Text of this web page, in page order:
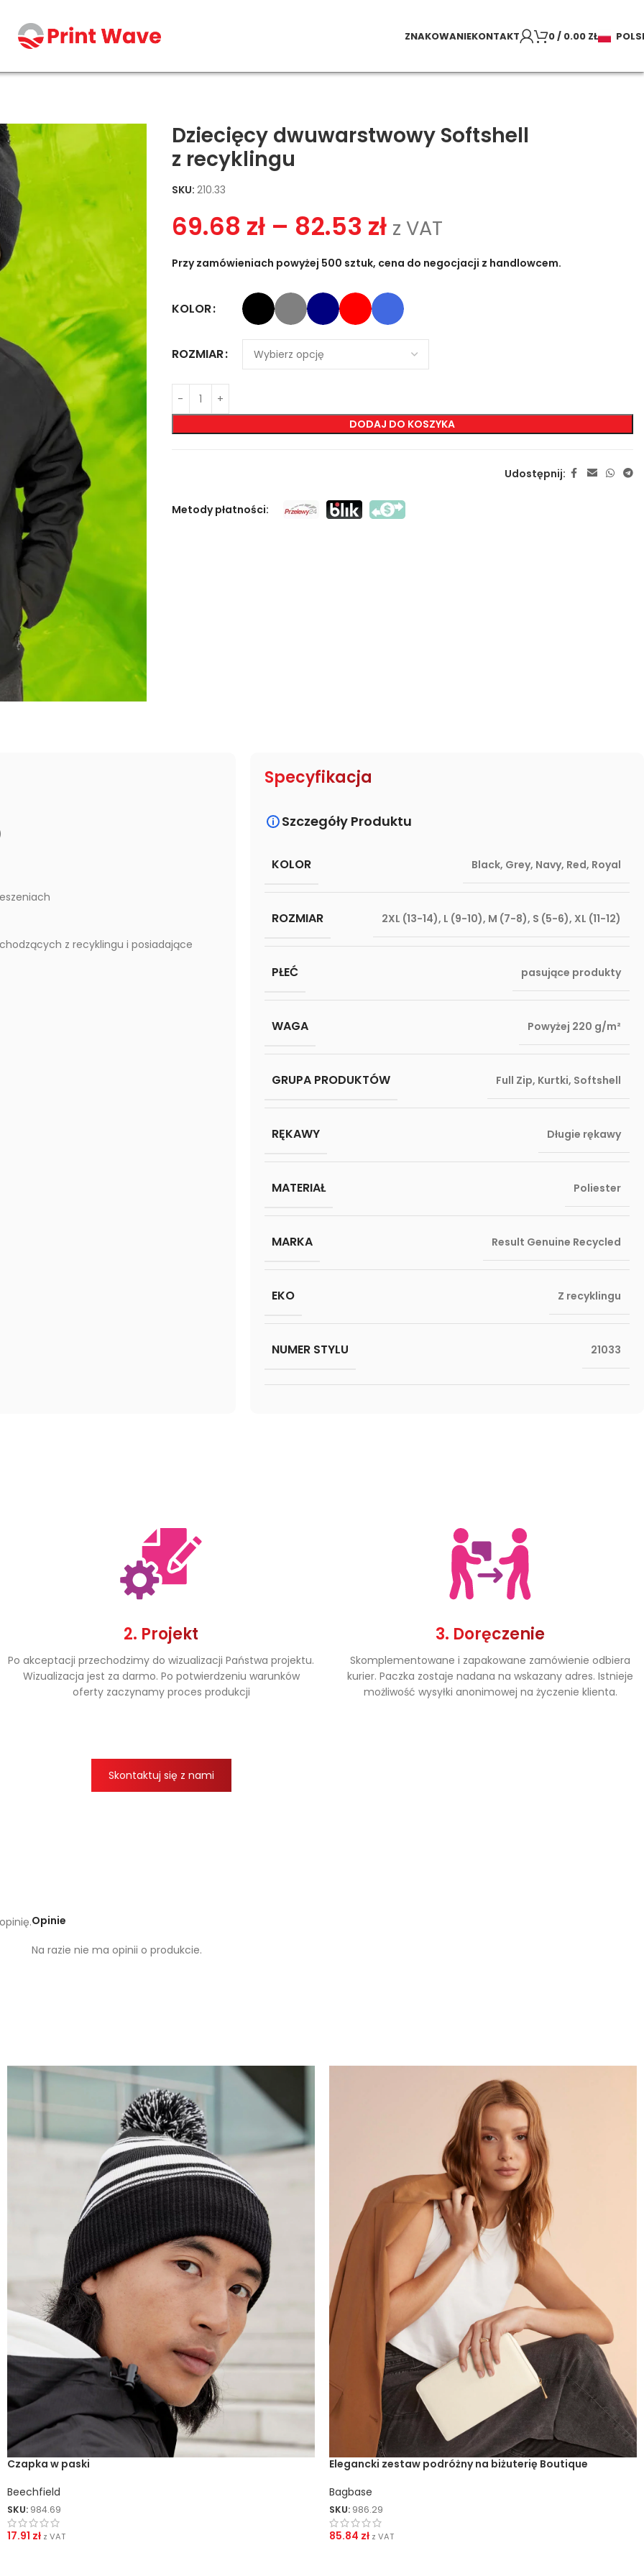
ZNAKOWANIE
ZNAKOWANIA
Sitodruk Bezpośredni
KONTAKT 0/ 0.00 ZŁ
Dziecięcy dwuwarstwowy Softshell
z recyklingu
SKU: 210.33
69.68 zł – 82.53 zł z VAT
Przy zamówieniach powyżej 500 sztuk, cena do negocjacji z handlowcem.
KOLOR
ROZMIAR
DODAJ DO KOSZYKA
Udostępnij:
Metody płatności:
z recyklingu i posiadające
Specyfikacja
Szczegóły Produktu
KOLOR Black, Grey, Navy, Red, Royal
ROZMIAR 2XL (13-14), L (9-10), M (7-8), S (5-6), XL (11-12)
PŁEĆ pasujące produkty
WAGA Powyżej 220 g/m²
GRUPA PRODUKTÓW Full Zip, Kurtki, Softshell
RĘKAWY Długie rękawy
MATERIAŁ Poliester
MARKA Result Genuine Recycled
EKO Z recyklingu
NUMER STYLU 21033
2. Projekt
Po akceptacji przechodzimy do wizualizacji Państwa projektu.
Wizualizacja jest za darmo. Po potwierdzeniu warunków
oferty zaczynamy proces produkcji
3. Doręczenie
Skomplementowane i zapakowane zamówienie odbiera
kurier. Paczka zostaje nadana na wskazany adres. Istnieje
możliwość wysyłki anonimowej na życzenie klienta.
Skontaktuj się z nami
Opinie
Na razie nie ma opinii o produkcie.
Czapka w paski
Beechfield
SKU: 984.69
17.91 zł z VAT
Elegancki zestaw podróżny na biżuterię Boutique
Bagbase
SKU: 986.29
85.84 zł z VAT